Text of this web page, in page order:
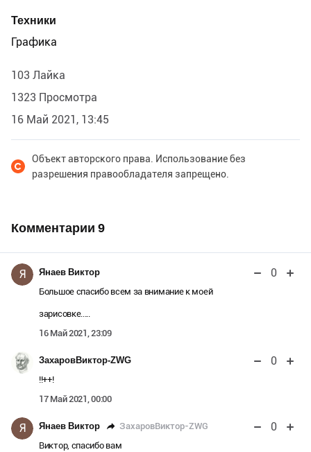
Техники
Графика
103 Лайка
1323 Просмотра
16 Май 2021, 13:45
Объект авторского права. Использование без
разрешения правообладателя запрещено.
Комментарии 9
Я Янаев Виктор 0
Большое спасибо всем за внимание к моей
зарисовке.....
16 Май 2021, 23:09
ЗахаровВиктор-ZWG 0
!!++!
17 Май 2021, 00:00
Я Янаев Виктор ЗахаровВиктор-ZWG 0
Виктор, спасибо вам